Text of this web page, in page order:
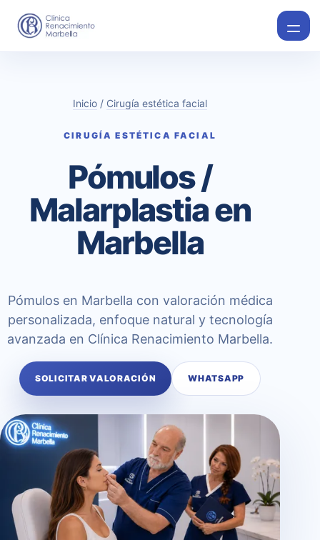
Inicio / Cirugía estética facial
CIRUGÍA ESTÉTICA FACIAL
Pómulos /
Malarplastia en
Marbella
Pómulos en Marbella con valoración médica
personalizada, enfoque natural y tecnología
avanzada en Clínica Renacimiento Marbella.
SOLICITAR VALORACIÓN WHATSAPP